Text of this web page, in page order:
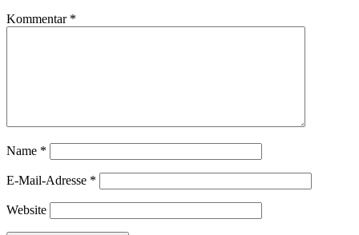
Kommentar *
Name *
E-Mail-Adresse *
Website